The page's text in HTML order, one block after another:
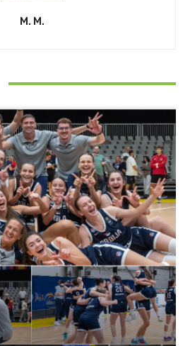
M. M.